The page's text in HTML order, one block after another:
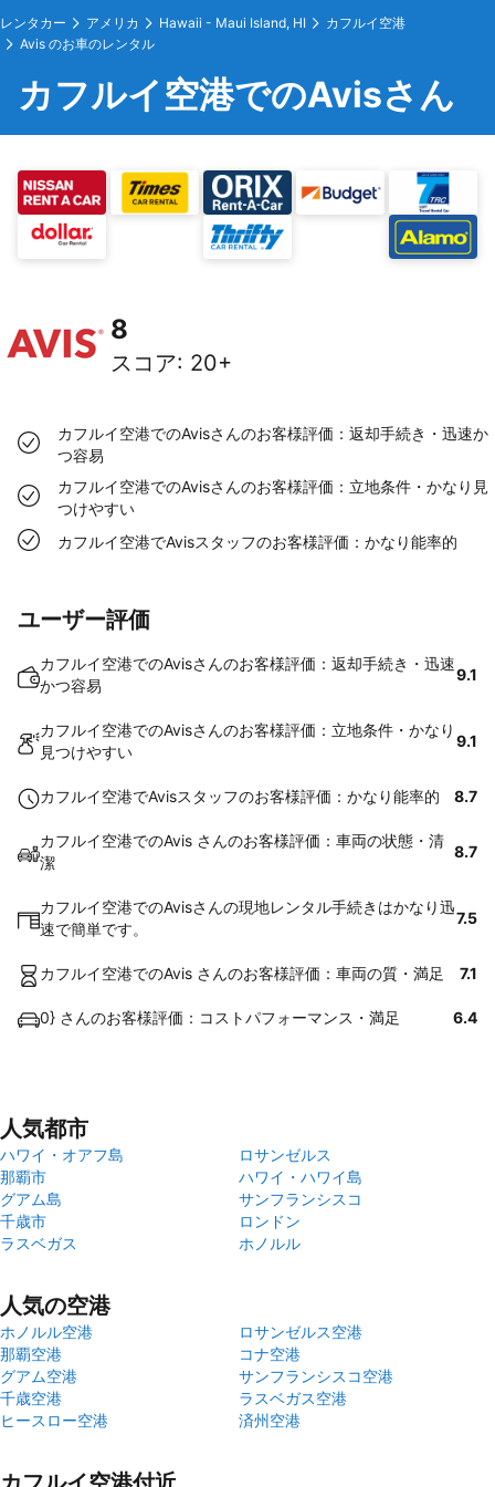
レンタカー アメリカ Hawaii - Maui Island, HI
カフルイ空港
Avis のお車のレンタル
カフルイ空港でのAvisさん
8
スコア: 20+
カフルイ空港でのAvisさんのお客様評価：返却手続き・迅速か
つ容易
カフルイ空港でのAvisさんのお客様評価：立地条件・かなり見
つけやすい
カフルイ空港でAvisスタッフのお客様評価：かなり能率的
ユーザー評価
カフルイ空港でのAvisさんのお客様評価：返却手続き・迅速
かつ容易
9.1
カフルイ空港でのAvisさんのお客様評価：立地条件・かなり
見つけやすい
9.1
カフルイ空港でAvisスタッフのお客様評価：かなり能率的 8.7
カフルイ空港でのAvis さんのお客様評価：車両の状態・清
潔
8.7
カフルイ空港でのAvisさんの現地レンタル手続きはかなり迅
速で簡単です。
7.5
カフルイ空港でのAvis さんのお客様評価：車両の質・満足 7.1
0} さんのお客様評価：コストパフォーマンス・満足 6.4
人気都市
ハワイ・オアフ島
ロサンゼルス
那覇市
ハワイ・ハワイ島
グアム島
サンフランシスコ
千歳市
ロンドン
ラスベガス
ホノルル
人気の空港
ホノルル空港
ロサンゼルス空港
那覇空港
コナ空港
グアム空港
サンフランシスコ空港
千歳空港
ラスベガス空港
ヒースロー空港
済州空港